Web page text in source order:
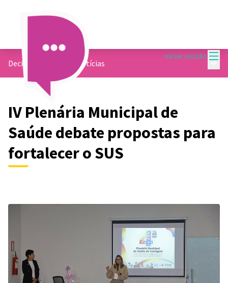
Iniciar sessão
Decide Contagem Notícias
IV Plenária Municipal de
Saúde debate propostas para
fortalecer o SUS